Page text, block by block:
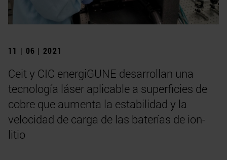
11 | 06 | 2021
Ceit y CIC energiGUNE desarrollan una
tecnología láser aplicable a superficies de
cobre que aumenta la estabilidad y la
velocidad de carga de las baterías de ion-
litio